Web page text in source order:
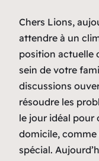
Chers Lions,
attendre à un
position actuelle
sein de votre
discussions
résoudre les
le jour idéal pour
domicile, comme
spécial.